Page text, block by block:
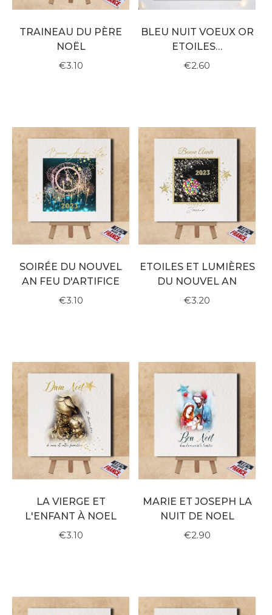
TRAINEAU DU PÈRE
NOËL
€3.10
BLEU NUIT VOEUX OR
ETOILES…
€2.60
SOIRÉE DU NOUVEL
AN FEU D'ARTIFICE
€3.10
ETOILES ET LUMIÈRES
DU NOUVEL AN
€3.20
LA VIERGE ET
L'ENFANT À NOEL
€3.10
MARIE ET JOSEPH LA
NUIT DE NOEL
€2.90